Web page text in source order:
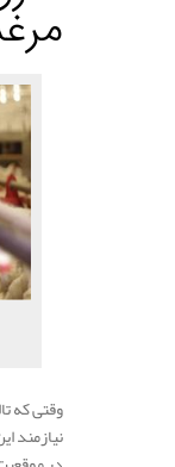
وقتی که
نیازمند